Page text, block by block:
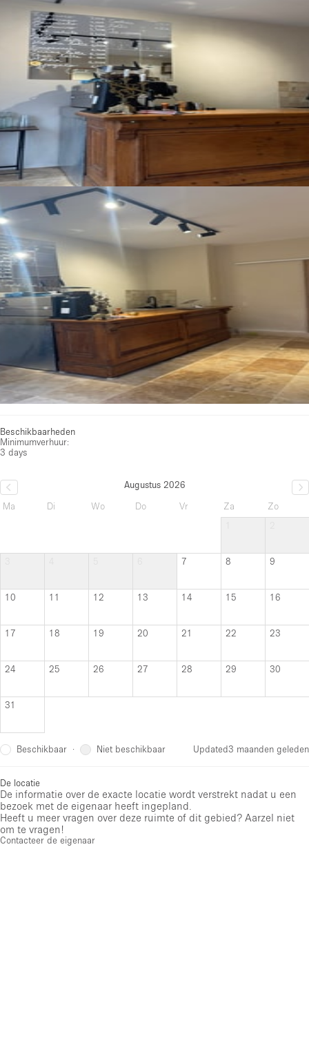
Beschikbaarheden
Minimumverhuur:
3 days
Augustus 2026
Ma
Di Wo Do Vr Za
Zo
7 8 9
10 11 12 13 14 15 16
17 18 19 20 21 22 23
24 25 26 27 28 29 30
31
Beschikbaar · Niet beschikbaar Updated3 maanden geleden
De locatie
De informatie over de exacte locatie wordt verstrekt nadat u een
bezoek met de eigenaar heeft ingepland.
Heeft u meer vragen over deze ruimte of dit gebied? Aarzel niet
om te vragen!
Contacteer de eigenaar